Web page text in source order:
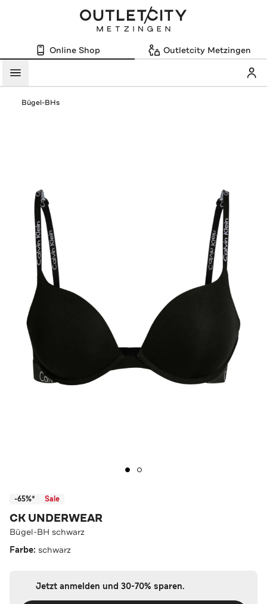
Online Shop Outletcity Metzingen
Menü
Bügel-BHs
-65%* Sale
CK UNDERWEAR
Bügel-BH schwarz
Farbe: schwarz
Jetzt anmelden und 30-70% sparen.